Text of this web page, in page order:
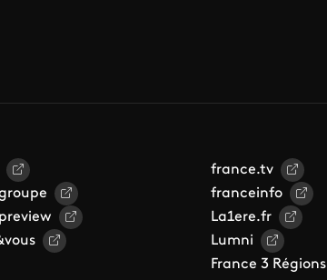
france.tv
franceinfo
La1ere.fr
Lumni
France 3 Régions